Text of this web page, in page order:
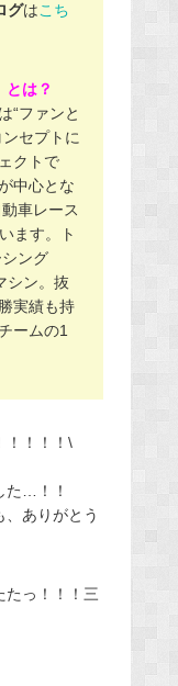
グはこち
とは？
“ファンと
セプトに
クトで
中心とな
車レース
ます。ト
ング
シン。抜
実績も持
ームの1
！！！！\
た…！！
ありがとう
たっ！！！三